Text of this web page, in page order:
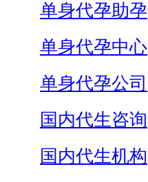
单身代孕助孕
单身代孕中心
单身代孕公司
国内代生咨询
国内代生机构